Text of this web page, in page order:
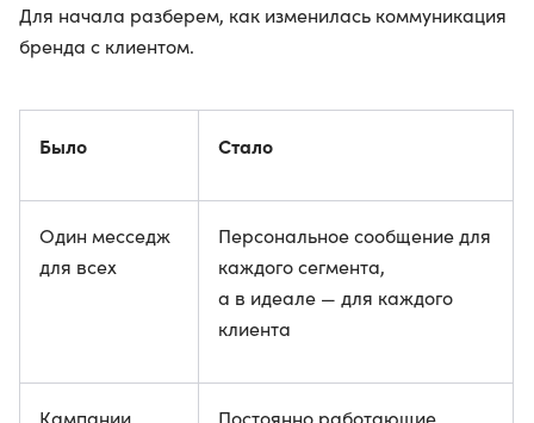
Для начала разберем, как изменилась коммуникация
бренда с клиентом.
Было Стало
Один месседж
для всех
Персональное сообщение для
каждого сегмента,
а в идеале — для каждого
клиента
Кампании Постоянно работающие